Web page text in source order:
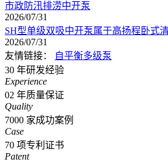
市政防汛排涝中开泵
2026/07/31
SH型单级双吸中开泵属于高扬程卧式
2026/07/31
友情链接：
自平衡多级泵
30 年研发经验
Experience
02 年质量保证
Quality
7000 家成功案例
Case
70 项专利证书
Patent